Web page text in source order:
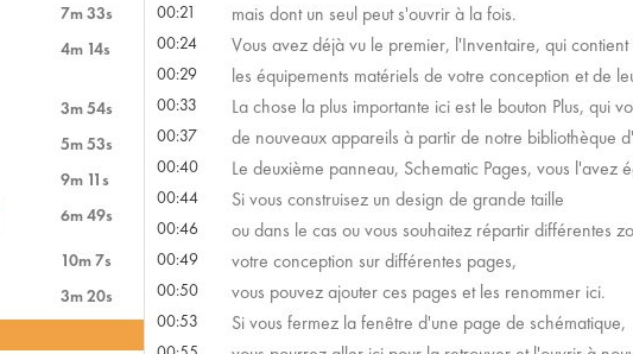
7m 33s
4m 14s
3m 54s
5m 53s
9m 11s
6m 49s
10m 7s
3m 20s
00:21 mais dont un seul peut s'ouvrir à la fois.
00:24 Vous avez déjà vu le premier, l'Inventaire, qui
00:29 les équipements matériels de votre conception et de
00:33 La chose la plus importante ici est le bouton Plus, qui
00:37 de nouveaux appareils à partir de notre bibliothèque
00:40 Le deuxième panneau, Schematic Pages, vous l'avez
00:44 Si vous construisez un design de grande taille
00:46 ou dans le cas ou vous souhaitez répartir différentes
00:49 votre conception sur différentes pages,
00:50 vous pouvez ajouter ces pages et les renommer ici.
00:53 Si vous fermez la fenêtre d'une page de schématique,